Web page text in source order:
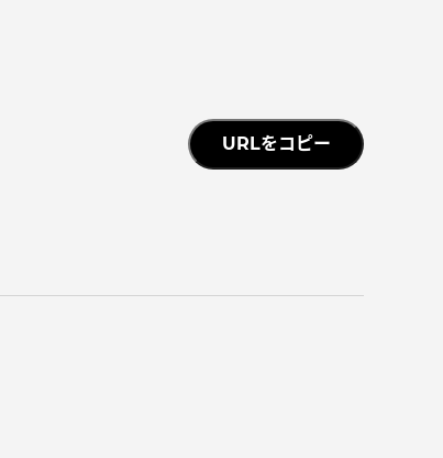
URLをコピー